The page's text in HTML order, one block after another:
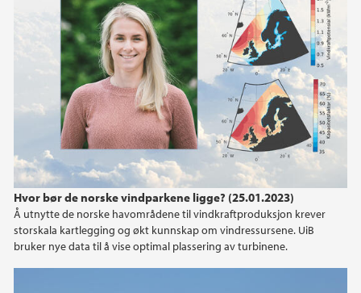
Hvor bør de norske vindparkene ligge? (25.01.2023)
Å utnytte de norske havområdene til vindkraftproduksjon krever
storskala kartlegging og økt kunnskap om vindressursene. UiB
bruker nye data til å vise optimal plassering av turbinene.
2020
2019
2018